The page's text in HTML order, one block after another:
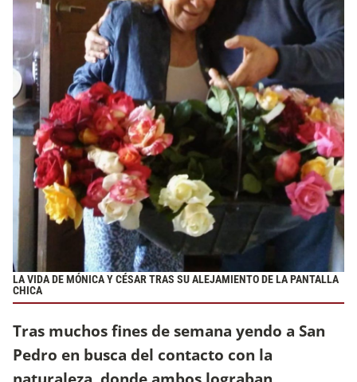
LA VIDA DE MÓNICA Y CÉSAR TRAS SU ALEJAMIENTO DE LA PANTALLA
CHICA
Tras muchos fines de semana yendo a San
Pedro en busca del contacto con la